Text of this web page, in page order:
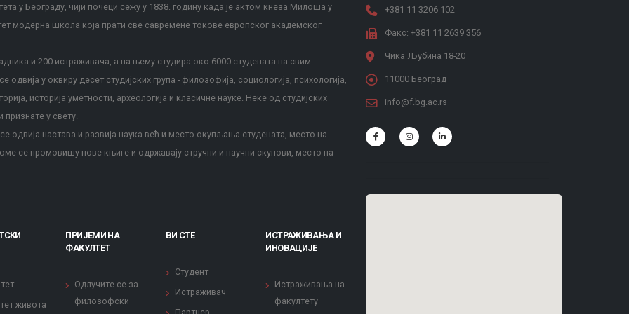
у Београду, чији почеци сежу у 1838. годину када је актом кнеза Милоша у
модерна школа која прати све савремене токове европског академског
и 200 истраживача, а на њему студира око 6000 студената на свим
у оквиру десет студијских група - филозофија, социологија, психологија,
историја уметности, археологија и класичне науке. Неке од студијских
признате у свету.
настава и развија наука већ и место окупљања студената, место на
се промовишу нове књиге и одржавају стручни и научни скупови, место на
живота
ПРИЈЕМИ НА
ФАКУЛТЕТ
Одлучите се за
филозофски
ВИ СТЕ
Студент
Истраживач
ИСТРАЖИВАЊА И
ИНОВАЦИЈЕ
Истраживања на
факултету
+381 11 3206 102
Факс: +381 11 2639 356
Чика Љубина 18-20
11000 Београд
info@f.bg.ac.rs